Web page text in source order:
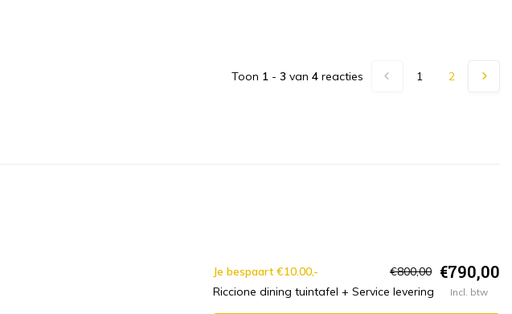
Toon 1 - 3 van 4 reacties 1 2
Je bespaart €10.00,- €800,00 €790,00
Riccione dining tuintafel + Service levering Incl. btw